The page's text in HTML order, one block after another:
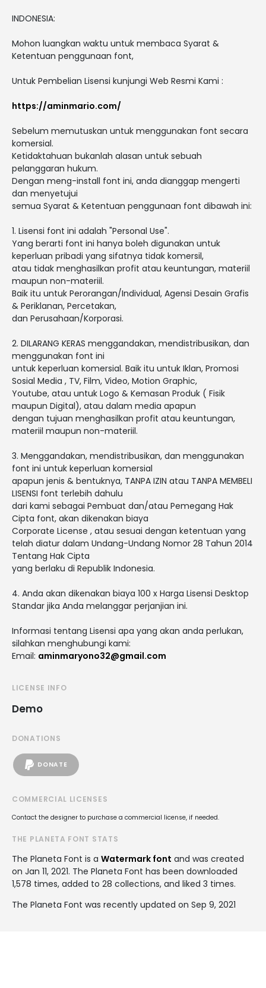
INDONESIA:
Mohon luangkan waktu untuk membaca Syarat &
Ketentuan penggunaan font,
Untuk Pembelian Lisensi kunjungi Web Resmi Kami :
https://aminmario.com/
Sebelum memutuskan untuk menggunakan font secara
komersial.
Ketidaktahuan bukanlah alasan untuk sebuah
pelanggaran hukum.
Dengan meng-install font ini, anda dianggap mengerti
dan menyetujui
semua Syarat & Ketentuan penggunaan font dibawah ini:
1. Lisensi font ini adalah "Personal Use".
Yang berarti font ini hanya boleh digunakan untuk
keperluan pribadi yang sifatnya tidak komersil,
atau tidak menghasilkan profit atau keuntungan, materiil
maupun non-materiil.
Baik itu untuk Perorangan/Individual, Agensi Desain Grafis
& Periklanan, Percetakan,
dan Perusahaan/Korporasi.
2. DILARANG KERAS menggandakan, mendistribusikan, dan
menggunakan font ini
untuk keperluan komersial. Baik itu untuk Iklan, Promosi
Sosial Media , TV, Film, Video, Motion Graphic,
Youtube, atau untuk Logo & Kemasan Produk ( Fisik
maupun Digital), atau dalam media apapun
dengan tujuan menghasilkan profit atau keuntungan,
materiil maupun non-materiil.
3. Menggandakan, mendistribusikan, dan menggunakan
font ini untuk keperluan komersial
apapun jenis & bentuknya, TANPA IZIN atau TANPA MEMBELI
LISENSI font terlebih dahulu
dari kami sebagai Pembuat dan/atau Pemegang Hak
Cipta font, akan dikenakan biaya
Corporate License , atau sesuai dengan ketentuan yang
telah diatur dalam Undang-Undang Nomor 28 Tahun 2014
Tentang Hak Cipta
yang berlaku di Republik Indonesia.
4. Anda akan dikenakan biaya 100 x Harga Lisensi Desktop
Standar jika Anda melanggar perjanjian ini.
Informasi tentang Lisensi apa yang akan anda perlukan,
silahkan menghubungi kami:
Email: aminmaryono32@gmail.com
LICENSE INFO
Demo
DONATIONS
DONATE
COMMERCIAL LICENSES
Contact the designer to purchase a commercial license, if needed.
THE PLANETA FONT STATS
The Planeta Font is a Watermark font and was created
on Jan 11, 2021. The Planeta Font has been downloaded
1,578 times, added to 28 collections, and liked 3 times.
The Planeta Font was recently updated on Sep 9, 2021